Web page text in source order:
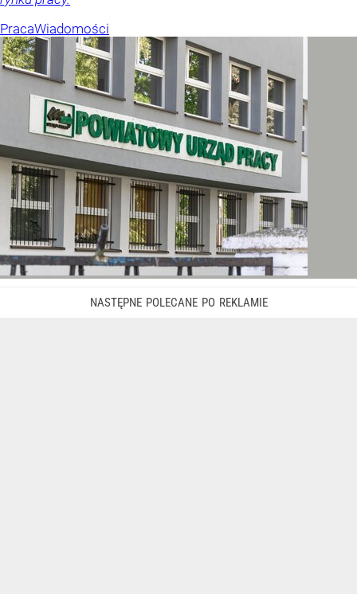
PracaWiadomości